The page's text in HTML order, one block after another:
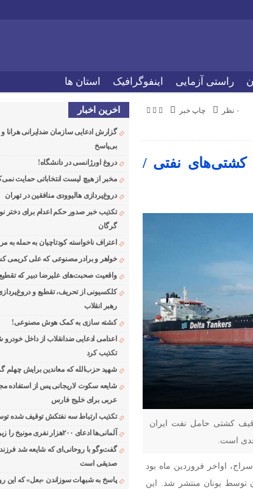
راستی آزمایی اینفوگرافیک استان ها
چاپ خبر
۰ نظر
کشتی‌های نفتی /
کشتی حامل نفت ایران
است.
اواخر فروردین ماه بود
هزار بشکه نفت ایران توسط یونان منتشر شد. این
اخرین اخبار
گزارش ادعایی سازمان ضدایرانی
بی‌پاسخ
دروغ اورژانسی در دانشگاه!
مخبر از هیچ لیست انتخاباتی حمایت
دروغ‌پردازی هالیوودی منافقین در تهران
تکذیب خبر صدور حکم اعدام برای دختر
گرگان
اعتراف ناخواسته کودتاچیان به حمله به
خواهر و برادر مصنوعی که علی کریمی
واقعیت صحبت‌های علیرضا دبیر که
کلکسیونی از تحریف، تقطیع و
رهبر انقلاب
کشته سازی به کمک هوش مصنوعی!
اعدامی ادعایی ضدانقلاب از داخل خودرو
تکذیب کرد
شهید حزب‌الله که معاندین برایش چهلم
شایعه سکوت لاریجانی پس از استفاده
عربی برای خلیج فارس
تکذیب ارتباط سه نفتکش توقیف شده
آلمانی‌ها ادعای ۲۰۰هزار نفری مونیخ را زیر سوال بردند
گفت‌وگو با روحانی‌ای که شایعه شد
صدیقی است
پاسخ به شبهات سوزاندن «بعل» که این